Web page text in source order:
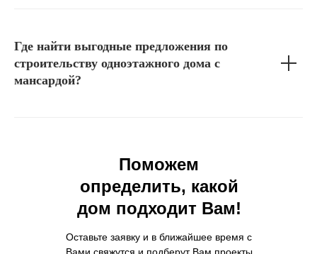
Где найти выгодные предложения по
строительству одноэтажного дома с
мансардой?
Поможем
определить, какой
дом подходит Вам!
Оставьте заявку и в ближайшее время с